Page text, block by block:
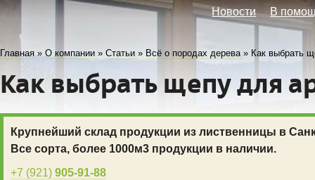
Новости
В
Главная » О компании » Статьи » Всё о породах дерева » Как выбрать
Как выбрать щепу для
Крупнейший склад продукции из лиственницы в
Все сорта, более 1000м3 продукции в наличии.
+7 (921) 905-91-88